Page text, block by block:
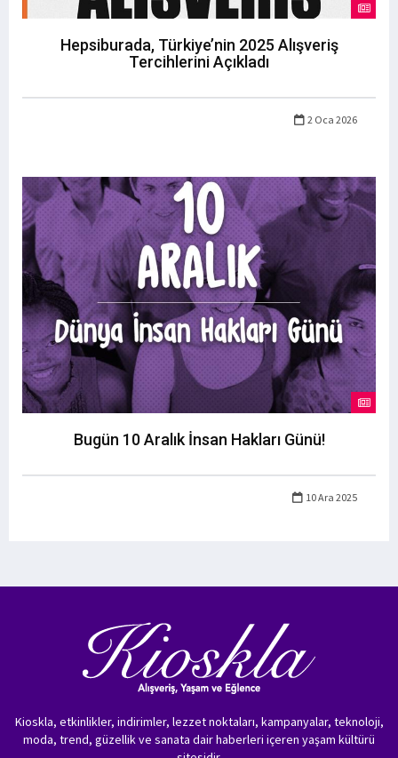
Hepsiburada, Türkiye’nin 2025 Alışveriş
Tercihlerini Açıkladı
2 Oca 2026
Bugün 10 Aralık İnsan Hakları Günü!
10 Ara 2025
Kioskla, etkinlikler, indirimler, lezzet noktaları, kampanyalar, teknoloji,
moda, trend, güzellik ve sanata dair haberleri içeren yaşam kültürü